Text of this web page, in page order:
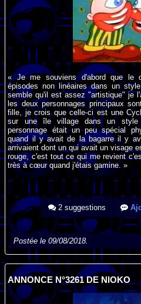
« Je me souviens d'abord que le
épisodes non linéaires dans un
semble qu'il est assez "artistique" je
les deux personnages principaux
fille, je crois que celle-ci est une
sur une île village dans un style
personnage était un peu spécial
quand il y avait de la bagarre il y
arrivaient dont un qui avait un visage
rouge, c'est tout ce qui me revient
très à cœur quand j'étais gamine. »
2 suggestions
Postée le 09/08/2018.
ANNONCE N°3261 DE NIOKO